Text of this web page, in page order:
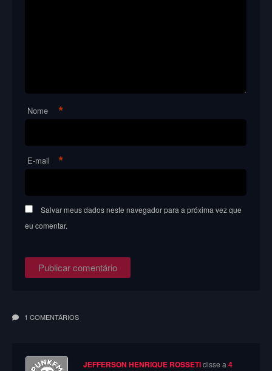
Nome *
E-mail *
Salvar meus dados neste navegador para a próxima vez que
eu comentar.
1 COMENTÁRIOS
JEFFERSON HENRIQUE ROSSETIdisse a4